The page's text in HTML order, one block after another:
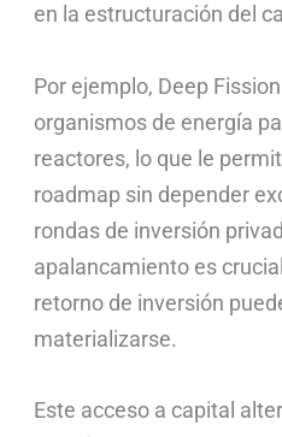
en la estructuración del
Por ejemplo, Deep
organismos de energía
reactores, lo que le
roadmap sin depender
rondas de inversión
apalancamiento es
retorno de inversión
materializarse.
Este acceso a capital